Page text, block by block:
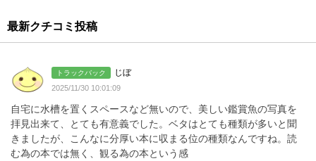
最新クチコミ投稿
トラックバック じぼ
2025/11/30 10:01:09
自宅に水槽を置くスペースなど無いので、美しい鑑賞魚の写真を
拝見出来て、とても有意義でした。ベタはとても種類が多いと聞
きましたが、こんなに分厚い本に収まる位の種類なんですね。読
む為の本では無く、観る為の本という感